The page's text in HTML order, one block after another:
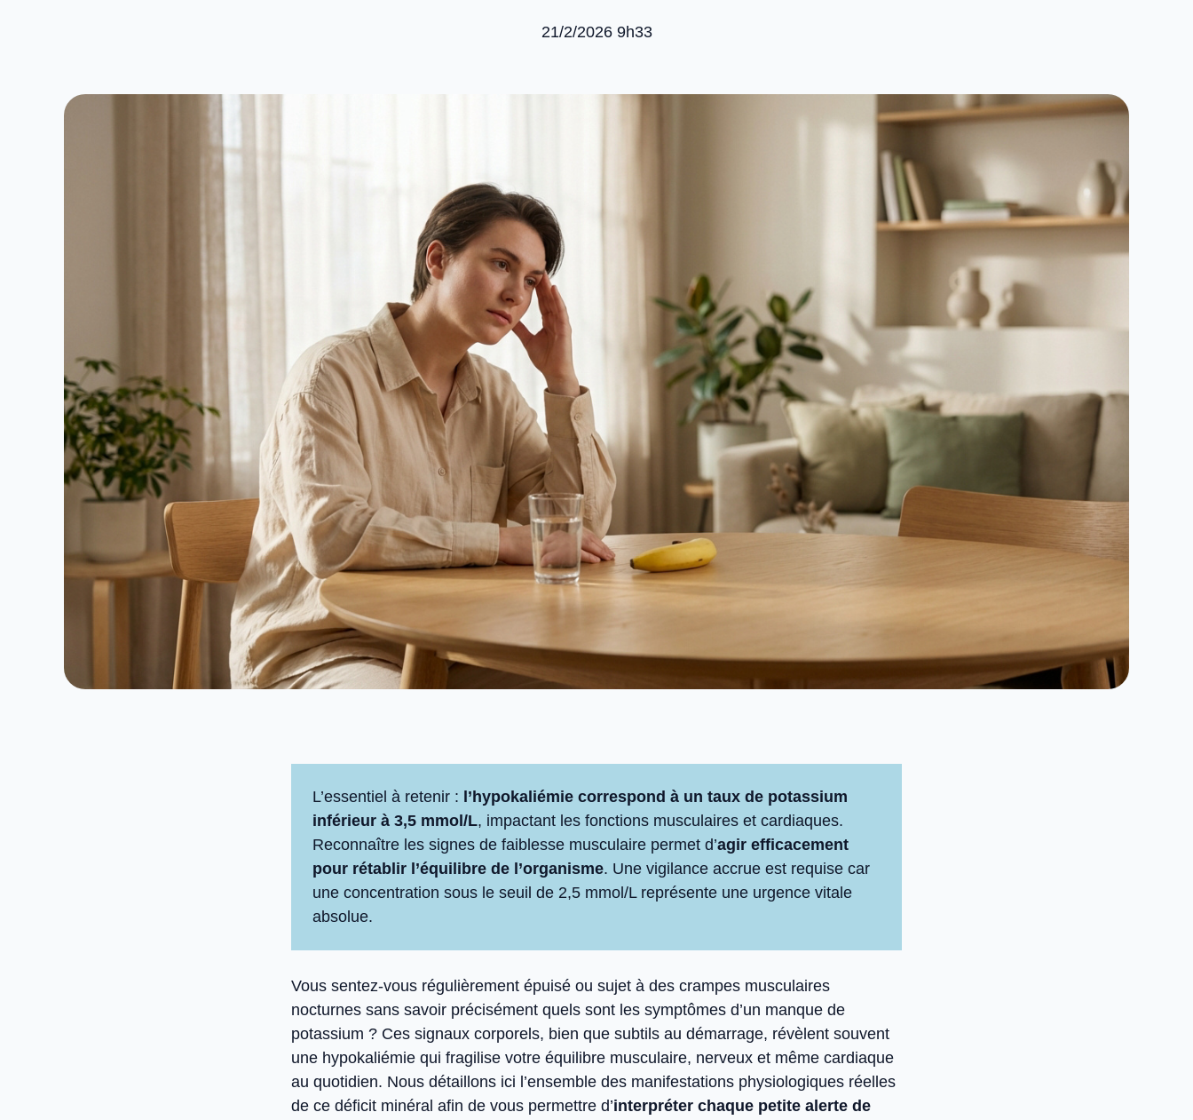
21/2/2026 9h33
L’essentiel à retenir : l’hypokaliémie correspond à un taux de potassium
inférieur à 3,5 mmol/L, impactant les fonctions musculaires et cardiaques.
Reconnaître les signes de faiblesse musculaire permet d’agir efficacement
pour rétablir l’équilibre de l’organisme. Une vigilance accrue est requise car
une concentration sous le seuil de 2,5 mmol/L représente une urgence vitale
absolue.
Vous sentez-vous régulièrement épuisé ou sujet à des crampes musculaires
nocturnes sans savoir précisément quels sont les symptômes d’un manque de
potassium ? Ces signaux corporels, bien que subtils au démarrage, révèlent souvent
une hypokaliémie qui fragilise votre équilibre musculaire, nerveux et même cardiaque
au quotidien. Nous détaillons ici l’ensemble des manifestations physiologiques réelles
de ce déficit minéral afin de vous permettre d’interpréter chaque petite alerte de